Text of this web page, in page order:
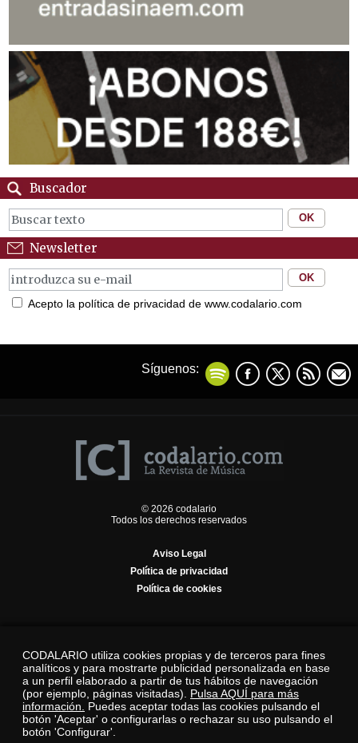
Buscador
Newsletter
Acepto la política de privacidad de www.codalario.com
Síguenos:
© 2026 codalario
Todos los derechos reservados
Aviso Legal
Política de privacidad
Política de cookies
CODALARIO utiliza cookies propias y de terceros para fines
analíticos y para mostrarte publicidad personalizada en base
a un perfil elaborado a partir de tus hábitos de navegación
(por ejemplo, páginas visitadas). Pulsa AQUÍ para más
información. Puedes aceptar todas las cookies pulsando el
botón 'Aceptar' o configurarlas o rechazar su uso pulsando el
botón 'Configurar'.